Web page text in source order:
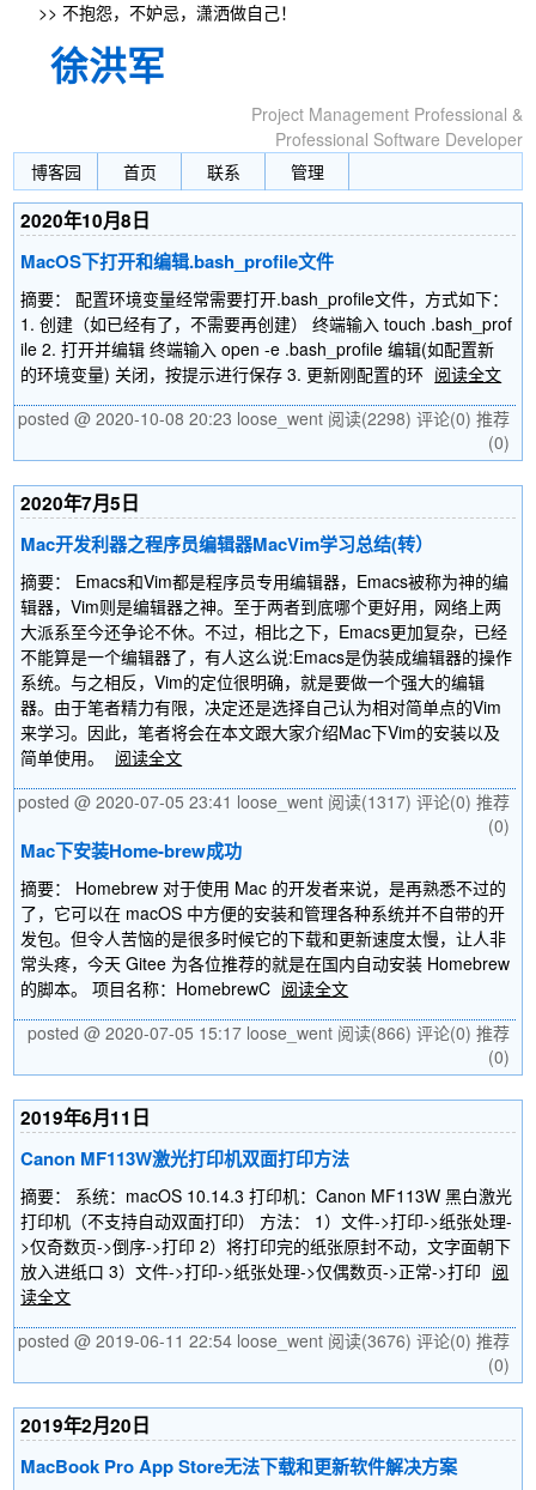
>> 不抱怨，不妒忌，潇洒做自己！
徐洪军
Project Management Professional &
Professional Software Developer
博客园
首页 联系 管理
2020年10月8日
MacOS下打开和编辑.bash_profile文件
摘要： 配置环境变量经常需要打开.bash_profile文件，方式如下：
1. 创建（如已经有了，不需要再创建） 终端输入 touch .bash_prof
ile 2. 打开并编辑 终端输入 open -e .bash_profile 编辑(如配置新
的环境变量) 关闭，按提示进行保存 3. 更新刚配置的环 阅读全文
posted @ 2020-10-08 20:23 loose_went 阅读(2298) 评论(0) 推荐
(0)
2020年7月5日
Mac开发利器之程序员编辑器MacVim学习总结(转）
摘要： Emacs和Vim都是程序员专用编辑器，Emacs被称为神的编
辑器，Vim则是编辑器之神。至于两者到底哪个更好用，网络上两
大派系至今还争论不休。不过，相比之下，Emacs更加复杂，已经
不能算是一个编辑器了，有人这么说:Emacs是伪装成编辑器的操作
系统。与之相反，Vim的定位很明确，就是要做一个强大的编辑
器。由于笔者精力有限，决定还是选择自己认为相对简单点的Vim
来学习。因此，笔者将会在本文跟大家介绍Mac下Vim的安装以及
简单使用。
阅读全文
posted @ 2020-07-05 23:41 loose_went 阅读(1317) 评论(0) 推荐
(0)
Mac下安装Home-brew成功
摘要： Homebrew 对于使用 Mac 的开发者来说，是再熟悉不过的
了，它可以在 macOS 中方便的安装和管理各种系统并不自带的开
发包。但令人苦恼的是很多时候它的下载和更新速度太慢，让人非
常头疼，今天 Gitee 为各位推荐的就是在国内自动安装 Homebrew
的脚本。 项目名称：HomebrewC 阅读全文
posted @ 2020-07-05 15:17 loose_went 阅读(866) 评论(0) 推荐
(0)
2019年6月11日
Canon MF113W激光打印机双面打印方法
摘要： 系统：macOS 10.14.3 打印机：Canon MF113W 黑白激光
打印机（不支持自动双面打印） 方法： 1）文件->打印->纸张处理-
>仅奇数页->倒序->打印 2）将打印完的纸张原封不动，文字面朝下
放入进纸口 3）文件->打印->纸张处理->仅偶数页->正常->打印 阅
读全文
posted @ 2019-06-11 22:54 loose_went 阅读(3676) 评论(0) 推荐
(0)
2019年2月20日
MacBook Pro App Store无法下载和更新软件解决方案